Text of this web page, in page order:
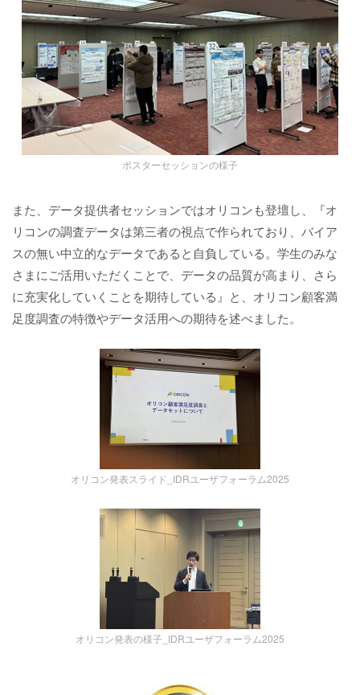
ポスターセッションの様子
また、データ提供者セッションではオリコンも登壇し、『オ
リコンの調査データは第三者の視点で作られており、バイア
スの無い中立的なデータであると自負している。学生のみな
さまにご活用いただくことで、データの品質が高まり、さら
に充実化していくことを期待している』と、オリコン顧客満
足度調査の特徴やデータ活用への期待を述べました。
オリコン発表スライド_IDRユーザフォーラム2025
オリコン発表の様子_IDRユーザフォーラム2025